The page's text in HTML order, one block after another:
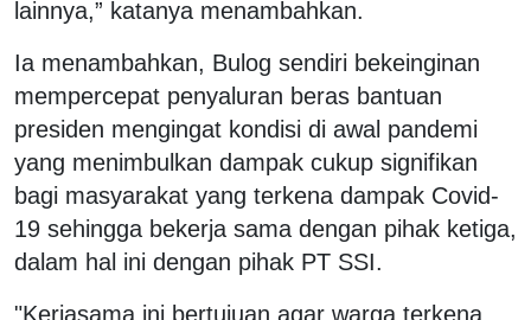
lainnya,” katanya menambahkan.
Ia menambahkan, Bulog sendiri bekeinginan
mempercepat penyaluran beras bantuan
presiden mengingat kondisi di awal pandemi
yang menimbulkan dampak cukup signifikan
bagi masyarakat yang terkena dampak Covid-
19 sehingga bekerja sama dengan pihak ketiga,
dalam hal ini dengan pihak PT SSI.
"Kerjasama ini bertujuan agar warga terkena